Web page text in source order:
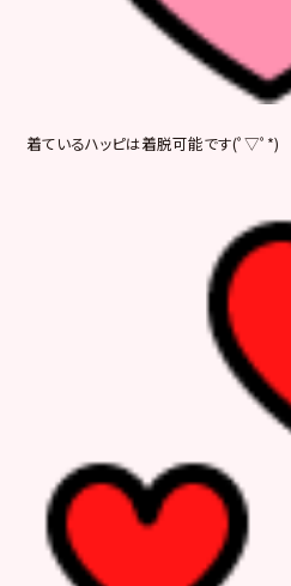
着ているハッピは着脱可能です(ﾟ▽ﾟ*)